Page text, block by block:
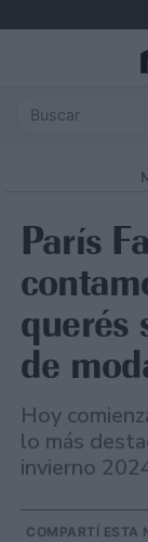
París
querés
de
Hoy
lo más
invierno
COMPARTÍ ESTA